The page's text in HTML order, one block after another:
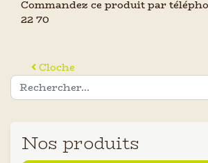
Commandez ce produit par
22 70
Navigation des
Cloche
Recherche pour :
Nos produits